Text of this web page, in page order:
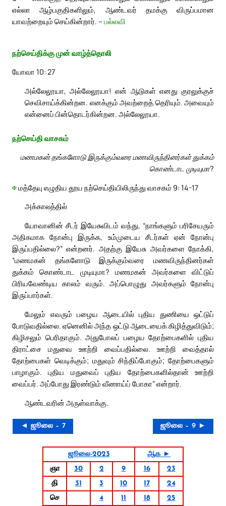
எல்லா ஆழ்பகுதிகளிலும், ஆண்டவர் தமக்கு விருப்பமான
யாவற்றையும் செய்கின்றார். – பல்லவி
நற்செய்திக்கு முன் வாழ்த்தொலி
யோவா 10: 27
அல்லேலூயா, அல்லேலூயா! என் ஆடுகள் எனது குரலுக்குச்
செவிசாய்க்கின்றன. எனக்கும் அவற்றைத் தெரியும். அவையும்
என்னைப் பின்தொடர்கின்றன. அல்லேலூயா.
நற்செய்தி வாசகம்
மணமகன் தங்களோடு இருக்கும்வரை மணவிருந்தினர்கள் துக்கம்
கொண்டாட முடியுமா?
✠மத்தேயு எழுதிய தூய நற்செய்தியிலிருந்து வாசகம் 9: 14-17
அக்காலத்தில்
யோவானின் சீடர் இயேசுவிடம் வந்து, “நாங்களும் பரிசேயரும்
அதிகமாக நோன்பு இருக்க, உம்முடைய சீடர்கள் ஏன் நோன்பு
இருப்பதில்லை?” என்றனர். அதற்கு இயேசு அவர்களை நோக்கி,
“மணமகன் தங்களோடு இருக்கும்வரை மணவிருந்தினர்கள்
துக்கம் கொண்டாட முடியுமா? மணமகன் அவர்களை விட்டுப்
பிரியவேண்டிய காலம் வரும். அப்பொழுது அவர்களும் நோன்பு
இருப்பார்கள்.
மேலும் எவரும் பழைய ஆடையில் புதிய துணியை ஒட்டுப்
போடுவதில்லை. ஏனெனில் அந்த ஒட்டு ஆடையைக் கிழித்துவிடும்;
கிழிசலும் பெரிதாகும். அதுபோலப் பழைய தோற்பைகளில் புதிய
திராட்சை மதுவை ஊற்றி வைப்பதில்லை. ஊற்றி வைத்தால்
தோற்பைகள் வெடிக்கும்; மதுவும் சிந்திப்போகும்; தோற்பைகளும்
பாழாகும். புதிய மதுவைப் புதிய தோற்பைகளில்தான் ஊற்றி
வைப்பர். அப்போது இரண்டும் வீணாய்ப் போகா” என்றார்.
ஆண்டவரின் அருள்வாக்கு.
◄ ஜூலை – 7 ஜூலை – 9 ►
ஜூலை-2023
ஆக ►
ஞா
30 2 9 16
23
தி
31 3 10 17
24
செ
4 11 18
25